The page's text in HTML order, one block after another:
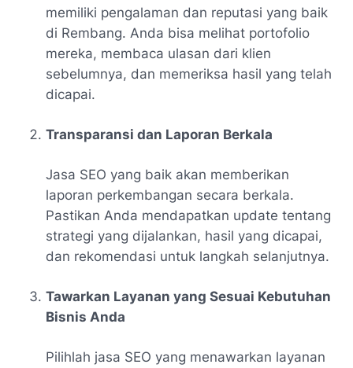
memiliki pengalaman dan reputasi yang baik
di Rembang. Anda bisa melihat portofolio
mereka, membaca ulasan dari klien
sebelumnya, dan memeriksa hasil yang telah
dicapai.
Transparansi dan Laporan Berkala
Jasa SEO yang baik akan memberikan
laporan perkembangan secara berkala.
Pastikan Anda mendapatkan update tentang
strategi yang dijalankan, hasil yang dicapai,
dan rekomendasi untuk langkah selanjutnya.
Tawarkan Layanan yang Sesuai Kebutuhan
Bisnis Anda
Pilihlah jasa SEO yang menawarkan layanan